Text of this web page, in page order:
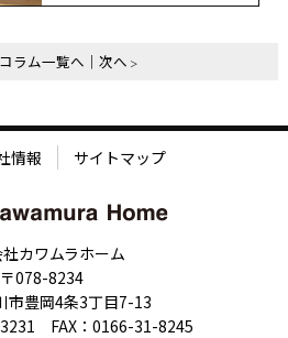
コラム一覧へ 次へ
情報 サイトマップ
カワムラホーム
〒078-8234
市豊岡4条3丁目7-13
FAX：0166-31-8245